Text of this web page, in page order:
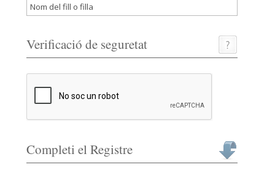
Verificació de seguretat
Completi el Registre